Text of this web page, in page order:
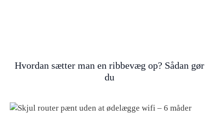
Hvordan sætter man en ribbevæg op? Sådan gør
du